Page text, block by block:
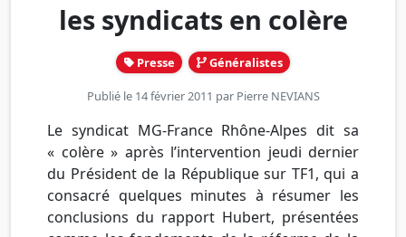
les syndicats en colère
Presse Généralistes
Publié le 14 février 2011 par Pierre NEVIANS
Le syndicat MG-France Rhône-Alpes dit sa
« colère » après l’intervention jeudi dernier
du Président de la République sur TF1, qui a
consacré quelques minutes à résumer les
conclusions du rapport Hubert, présentées